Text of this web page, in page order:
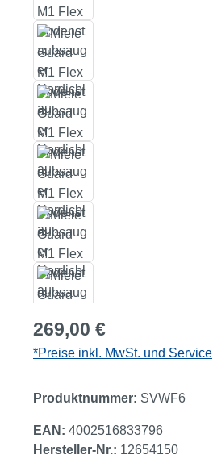
Regulärer Preis:
269,00 €
*Preise inkl. MwSt. und Service
Produktnummer: SVWF6
EAN: 4002516833796
Hersteller-Nr.: 12654150